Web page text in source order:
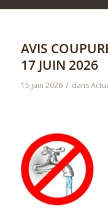
AVIS
17 JUIN 2026
15 juin 2026 / dans